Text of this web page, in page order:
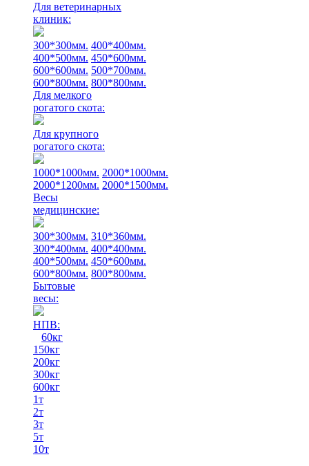
Для ветеринарных
клиник:
300*300мм. 400*400мм.
400*500мм. 450*600мм.
600*600мм. 500*700мм.
600*800мм. 800*800мм.
Для мелкого
рогатого скота:
Для крупного
рогатого скота:
1000*1000мм. 2000*1000мм.
2000*1200мм. 2000*1500мм.
Весы
медицинские:
300*300мм. 310*360мм.
300*400мм. 400*400мм.
400*500мм. 450*600мм.
600*800мм. 800*800мм.
Бытовые
весы:
НПВ:
60кг
150кг
200кг
300кг
600кг
1т
2т
3т
5т
10т